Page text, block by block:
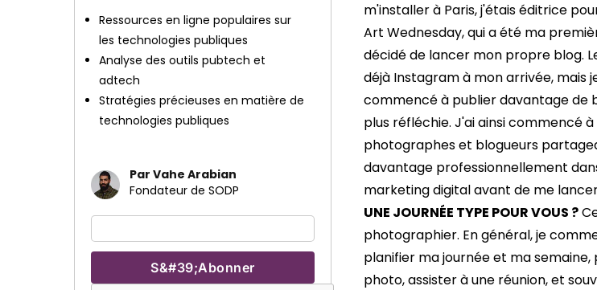
Ressources en ligne populaires sur
les technologies publiques
Analyse des outils pubtech et
adtech
Stratégies précieuses en matière de
technologies publiques
Par Vahe Arabian
Fondateur de SODP
m'installer à Paris, j'étais éditrice
Art Wednesday, qui a été ma
décidé de lancer mon propre blog.
déjà Instagram à mon arrivée, mais
commencé à publier davantage de
plus réfléchie. J'ai ainsi commencé
photographes et blogueurs
davantage professionnellement
marketing digital avant de me
UNE JOURNÉE TYPE POUR VOUS ?
photographier. En général, je
planifier ma journée et ma
photo, assister à une réunion, et